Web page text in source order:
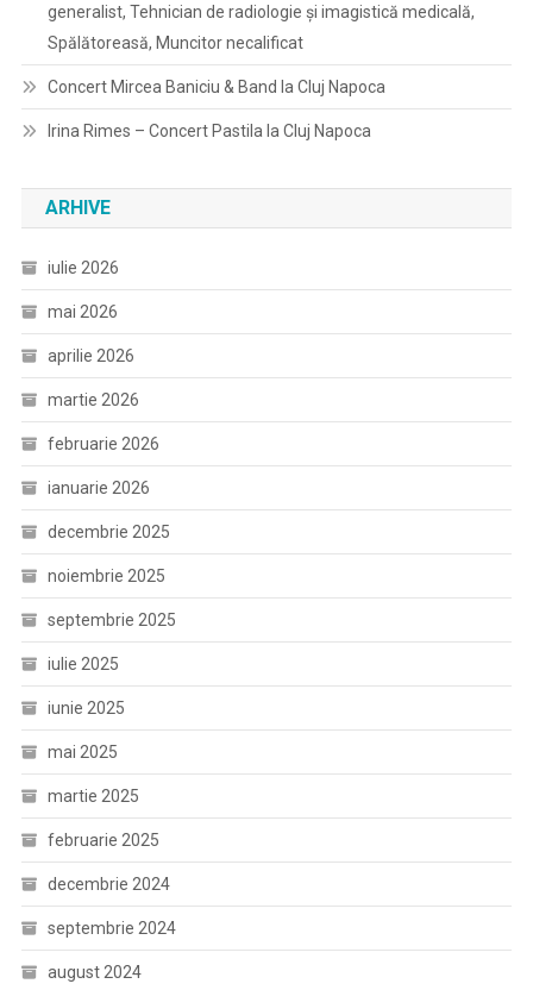
generalist, Tehnician de radiologie și imagistică medicală,
Spălătoreasă, Muncitor necalificat
Concert Mircea Baniciu & Band la Cluj Napoca
Irina Rimes – Concert Pastila la Cluj Napoca
ARHIVE
iulie 2026
mai 2026
aprilie 2026
martie 2026
februarie 2026
ianuarie 2026
decembrie 2025
noiembrie 2025
septembrie 2025
iulie 2025
iunie 2025
mai 2025
martie 2025
februarie 2025
decembrie 2024
septembrie 2024
august 2024